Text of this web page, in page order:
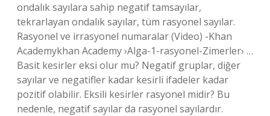
ondalık sayılara sahip negatif tamsayılar,
tekrarlayan ondalık sayılar, tüm rasyonel sayılar.
Rasyonel ve irrasyonel numaralar (Video) -Khan
Academykhan Academy ›Alga-1-rasyonel-Zimerler› …
Basit kesirler eksi olur mu? Negatif gruplar, diğer
sayılar ve negatifler kadar kesirli ifadeler kadar
pozitif olabilir. Eksili kesirler rasyonel midir? Bu
nedenle, negatif sayılar da rasyonel sayılardır.